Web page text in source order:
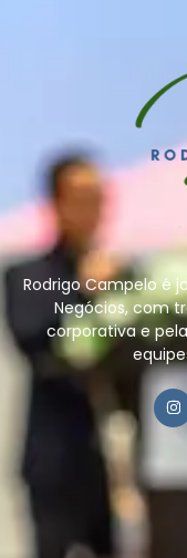
Rodrigo Campelo é
Negócios, com
corporativa e